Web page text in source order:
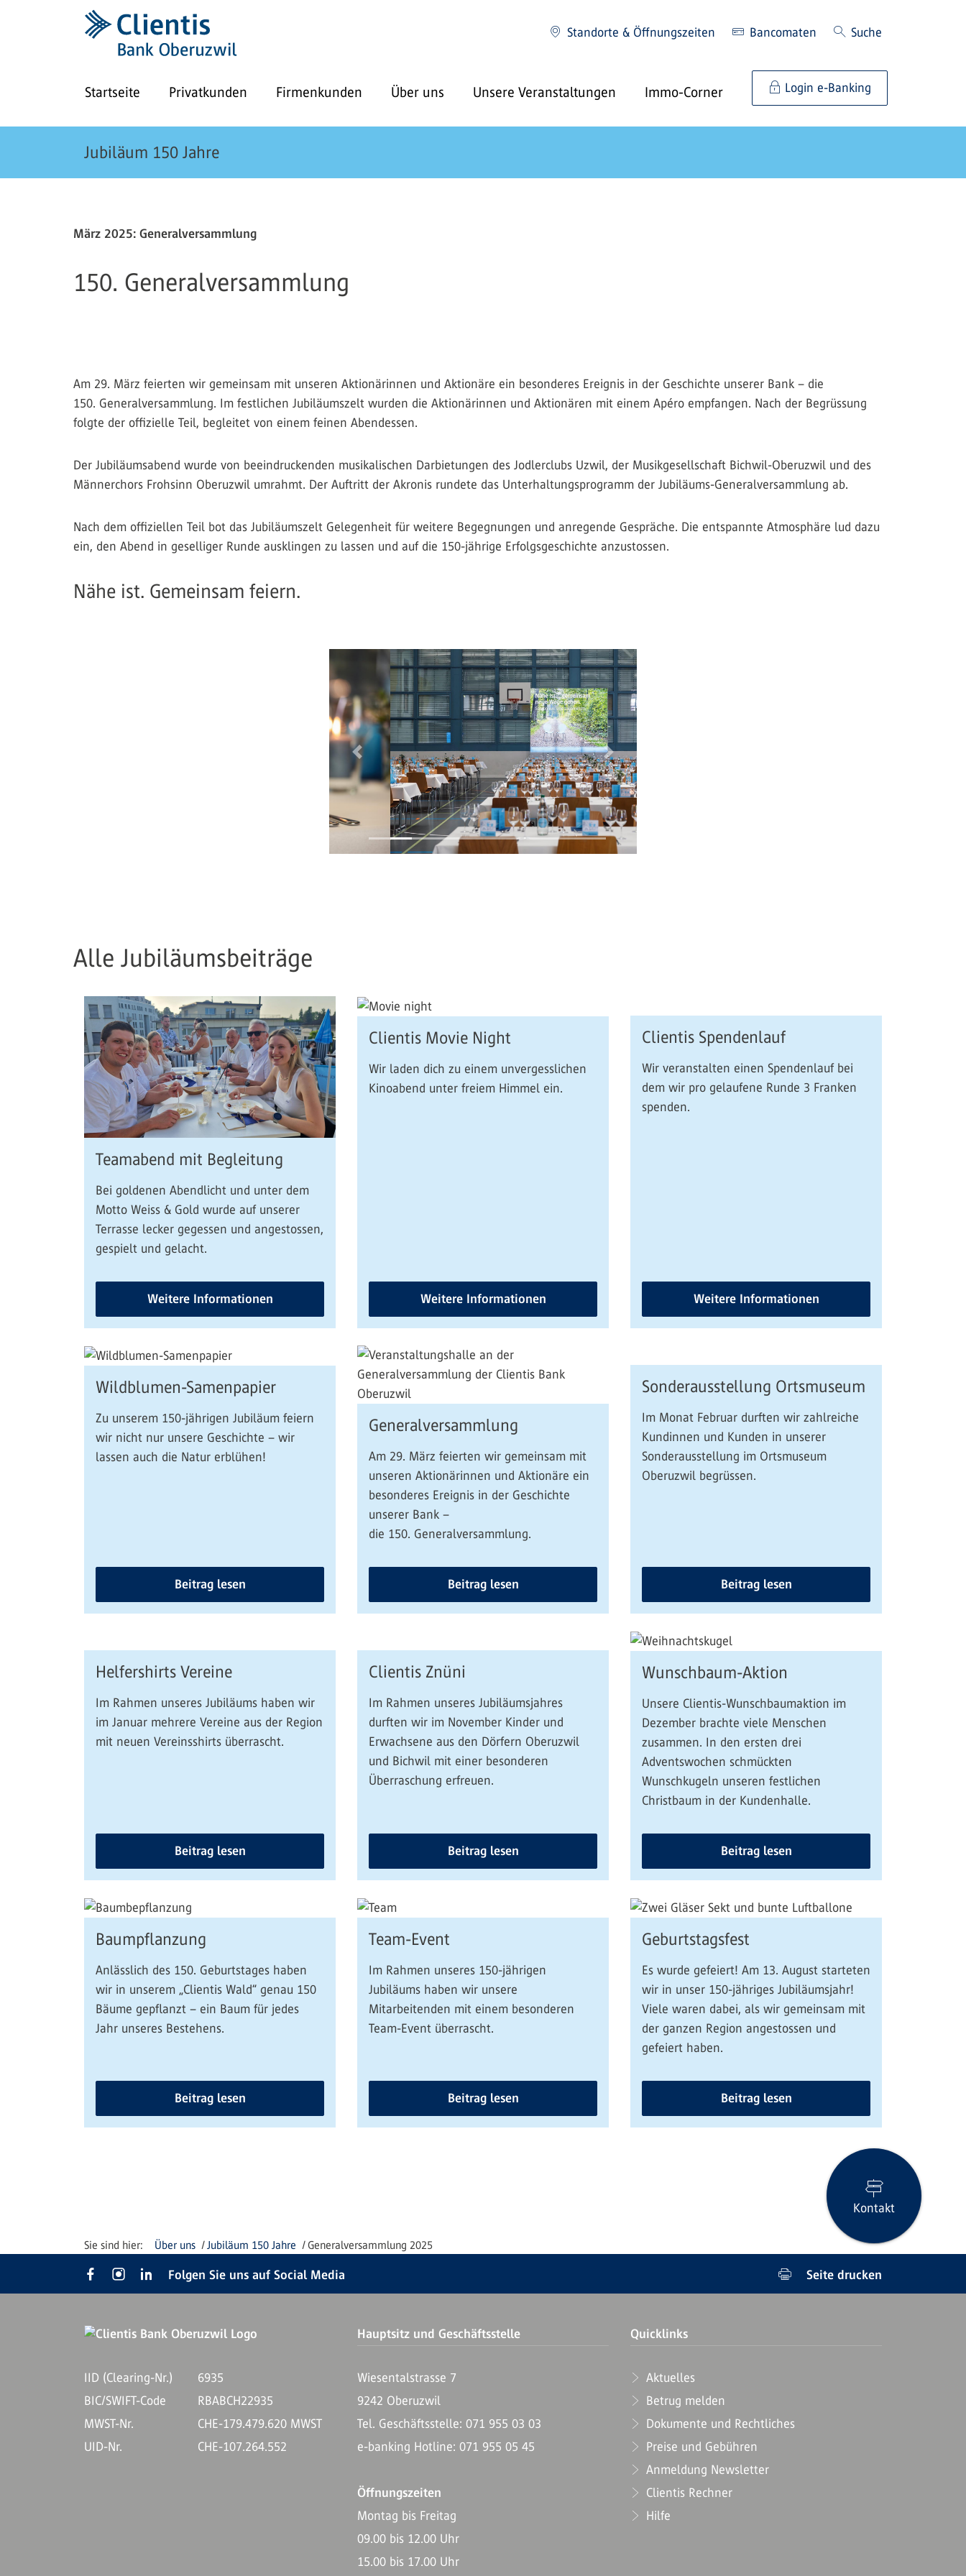
Standorte & Öffnungszeiten Bancomaten Suche
Startseite Privatkunden Firmenkunden Über uns Unsere Veranstaltungen Immo-Corner Login e-Banking
Jubiläum 150 Jahre
März 2025: Generalversammlung
150. Generalversammlung
Am 29. März feierten wir gemeinsam mit unseren Aktionärinnen und Aktionäre ein besonderes Ereignis in der Geschichte unserer Bank – die
150. Generalversammlung. Im festlichen Jubiläumszelt wurden die Aktionärinnen und Aktionären mit einem Apéro empfangen. Nach der Begrüssung
folgte der offizielle Teil, begleitet von einem feinen Abendessen.
Der Jubiläumsabend wurde von beeindruckenden musikalischen Darbietungen des Jodlerclubs Uzwil, der Musikgesellschaft Bichwil-Oberuzwil und des
Männerchors Frohsinn Oberuzwil umrahmt. Der Auftritt der Akronis rundete das Unterhaltungsprogramm der Jubiläums-Generalversammlung ab.
Nach dem offiziellen Teil bot das Jubiläumszelt Gelegenheit für weitere Begegnungen und anregende Gespräche. Die entspannte Atmosphäre lud dazu
ein, den Abend in geselliger Runde ausklingen zu lassen und auf die 150-jährige Erfolgsgeschichte anzustossen.
Nähe ist. Gemeinsam feiern.
Previous Next
Alle Jubiläumsbeiträge
Teamabend mit Begleitung
Bei goldenen Abendlicht und unter dem
Motto Weiss & Gold wurde auf unserer
Terrasse lecker gegessen und angestossen,
gespielt und gelacht.
Weitere Informationen
Clientis Movie Night
Wir laden dich zu einem unvergesslichen
Kinoabend unter freiem Himmel ein.
Weitere Informationen
Clientis Spendenlauf
Wir veranstalten einen Spendenlauf bei
dem wir pro gelaufene Runde 3 Franken
spenden.
Weitere Informationen
Wildblumen-Samenpapier
Zu unserem 150-jährigen Jubiläum feiern
wir nicht nur unsere Geschichte – wir
lassen auch die Natur erblühen!
Beitrag lesen
Generalversammlung
Am 29. März feierten wir gemeinsam mit
unseren Aktionärinnen und Aktionäre ein
besonderes Ereignis in der Geschichte
unserer Bank –
die 150. Generalversammlung.
Beitrag lesen
Sonderausstellung Ortsmuseum
Im Monat Februar durften wir zahlreiche
Kundinnen und Kunden in unserer
Sonderausstellung im Ortsmuseum
Oberuzwil begrüssen.
Beitrag lesen
Helfershirts Vereine
Im Rahmen unseres Jubiläums haben wir
im Januar mehrere Vereine aus der Region
mit neuen Vereinsshirts überrascht.
Beitrag lesen
Clientis Znüni
Im Rahmen unseres Jubiläumsjahres
durften wir im November Kinder und
Erwachsene aus den Dörfern Oberuzwil
und Bichwil mit einer besonderen
Überraschung erfreuen.
Beitrag lesen
Wunschbaum-Aktion
Unsere Clientis-Wunschbaumaktion im
Dezember brachte viele Menschen
zusammen. In den ersten drei
Adventswochen schmückten
Wunschkugeln unseren festlichen
Christbaum in der Kundenhalle.
Beitrag lesen
Baumpflanzung
Anlässlich des 150. Geburtstages haben
wir in unserem „Clientis Wald“ genau 150
Bäume gepflanzt – ein Baum für jedes
Jahr unseres Bestehens.
Beitrag lesen
Team-Event
Im Rahmen unseres 150-jährigen
Jubiläums haben wir unsere
Mitarbeitenden mit einem besonderen
Team-Event überrascht.
Beitrag lesen
Geburtstagsfest
Es wurde gefeiert! Am 13. August starteten
wir in unser 150-jähriges Jubiläumsjahr!
Viele waren dabei, als wir gemeinsam mit
der ganzen Region angestossen und
gefeiert haben.
Beitrag lesen
Über uns Jubiläum 150 Jahre Generalversammlung 2025
Kontakt
Folgen Sie uns auf Social Media Seite drucken
Hauptsitz und Geschäftsstelle Quicklinks
IID (Clearing-Nr.)
6935
BIC/SWIFT-Code
RBABCH22935
MWST-Nr.
CHE-179.479.620 MWST
UID-Nr.
CHE-107.264.552
Wiesentalstrasse 7
9242 Oberuzwil
Tel. Geschäftsstelle: 071 955 03 03
e-banking Hotline: 071 955 05 45
Öffnungszeiten
Montag bis Freitag
09.00 bis 12.00 Uhr
15.00 bis 17.00 Uhr
Aktuelles
Betrug melden
Dokumente und Rechtliches
Preise und Gebühren
Anmeldung Newsletter
Clientis Rechner
Hilfe